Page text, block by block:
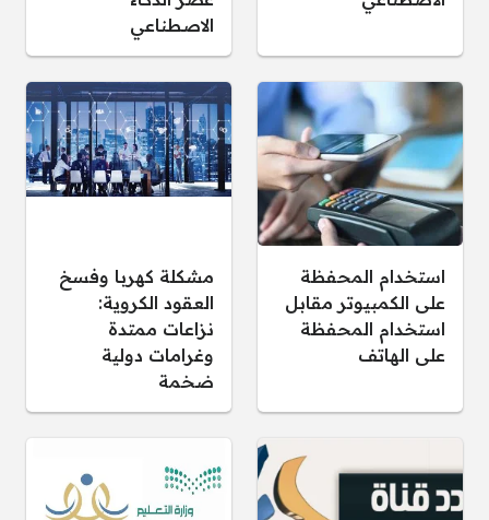
الاصطناعي
استخدام المحفظة
على الكمبيوتر مقابل
استخدام المحفظة
على الهاتف
مشكلة كهربا وفسخ
العقود الكروية:
نزاعات ممتدة
وغرامات دولية
ضخمة